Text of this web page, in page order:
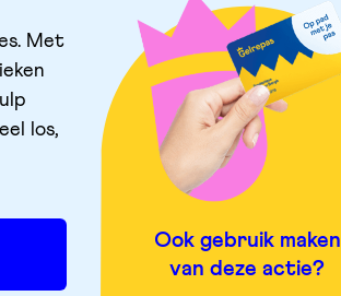
Met
los,
Ook gebruik maken
van deze actie?